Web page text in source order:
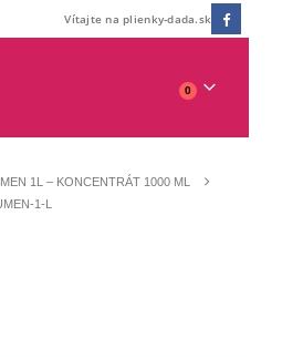
Vítajte na plienky-dada.sk
0
1L – KONCENTRÁT 1000 ML
1-L